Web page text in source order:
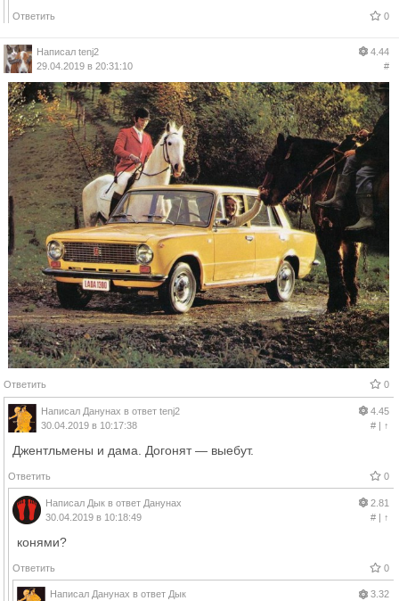
Ответить 0
Написал tenj2
29.04.2019 в 20:31:10
4.44
#
Ответить 0
Написал Данунах в ответ tenj2
30.04.2019 в 10:17:38
4.45
#| ↑
Джентльмены и дама. Догонят — выебут.
Ответить 0
Написал Дык в ответ Данунах
30.04.2019 в 10:18:49
2.81
#| ↑
конями?
Ответить 0
Написал Данунах в ответ Дык
3.32